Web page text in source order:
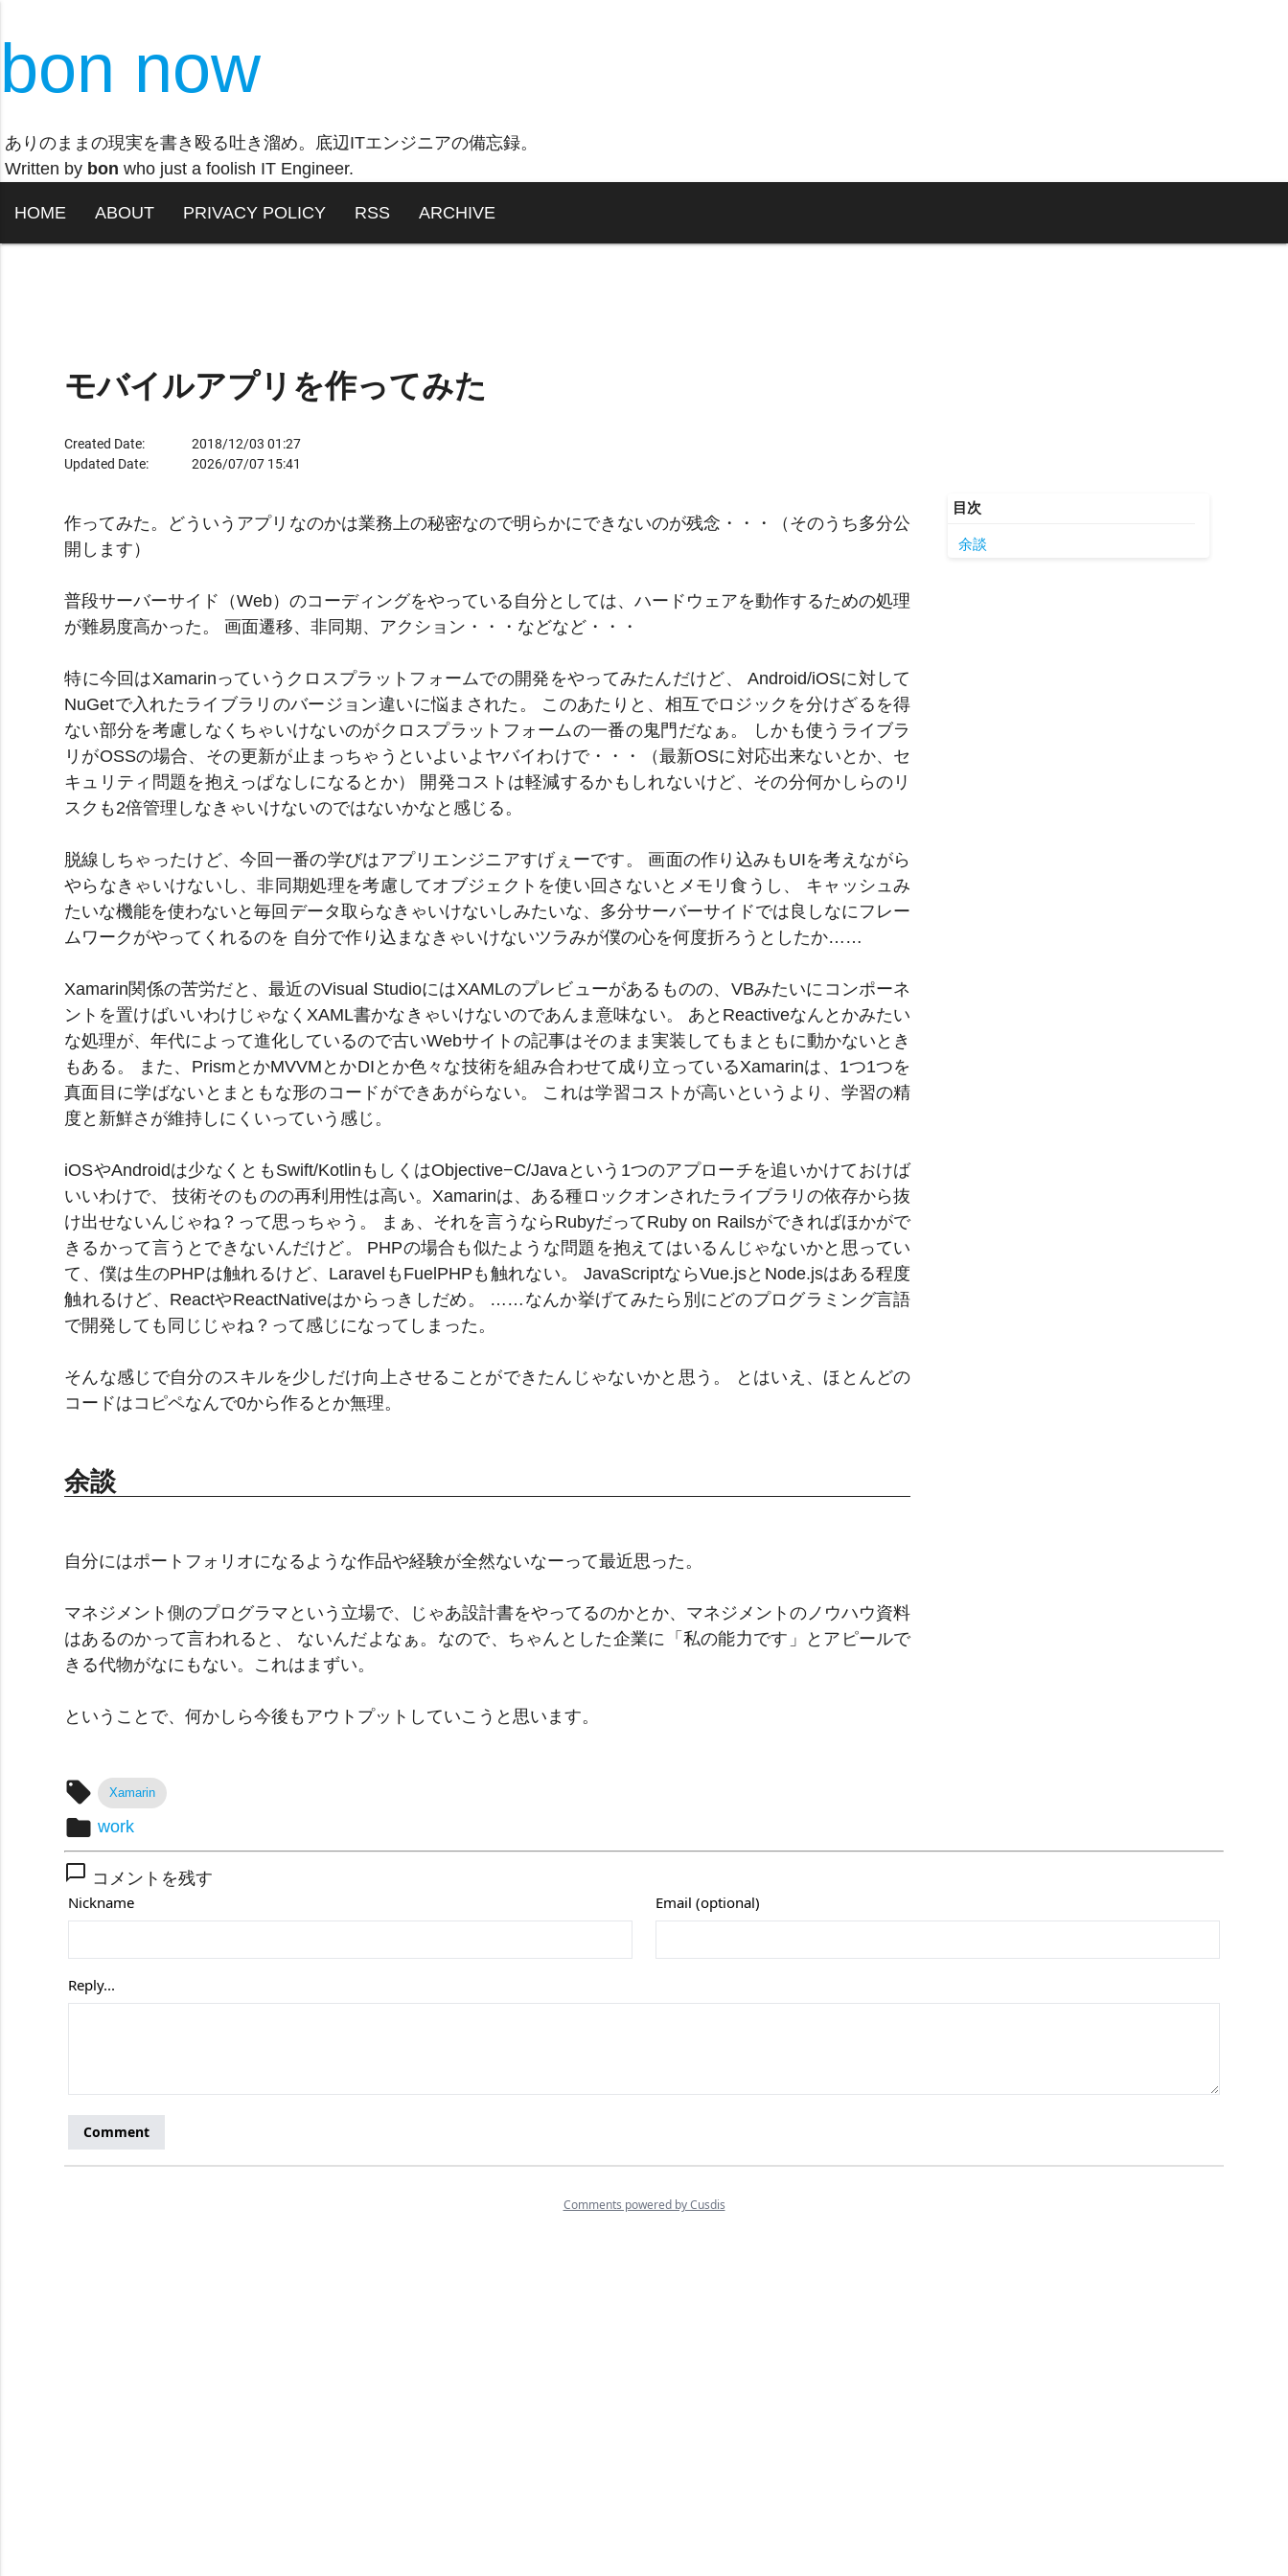
bon now
ありのままの現実を書き殴る吐き溜め。底辺ITエンジニアの備忘録。
Written by bon who just a foolish IT Engineer.
HOME ABOUT PRIVACY POLICY RSS ARCHIVE
モバイルアプリを作ってみた
Created Date:
2018/12/03 01:27
Updated Date:
2026/07/07 15:41
作ってみた。どういうアプリなのかは業務上の秘密なので明らかにできないのが残念・・・（そのうち多分公
開します）
普段サーバーサイド（Web）のコーディングをやっている自分としては、ハードウェアを動作するための処理
が難易度高かった。 画面遷移、非同期、アクション・・・などなど・・・
特に今回はXamarinっていうクロスプラットフォームでの開発をやってみたんだけど、 Android/iOSに対して
NuGetで入れたライブラリのバージョン違いに悩まされた。 このあたりと、相互でロジックを分けざるを得
ない部分を考慮しなくちゃいけないのがクロスプラットフォームの一番の鬼門だなぁ。 しかも使うライブラ
リがOSSの場合、その更新が止まっちゃうといよいよヤバイわけで・・・（最新OSに対応出来ないとか、セ
キュリティ問題を抱えっぱなしになるとか） 開発コストは軽減するかもしれないけど、その分何かしらのリ
スクも2倍管理しなきゃいけないのではないかなと感じる。
脱線しちゃったけど、今回一番の学びはアプリエンジニアすげぇーです。 画面の作り込みもUIを考えながら
やらなきゃいけないし、非同期処理を考慮してオブジェクトを使い回さないとメモリ食うし、 キャッシュみ
たいな機能を使わないと毎回データ取らなきゃいけないしみたいな、多分サーバーサイドでは良しなにフレー
ムワークがやってくれるのを 自分で作り込まなきゃいけないツラみが僕の心を何度折ろうとしたか……
Xamarin関係の苦労だと、最近のVisual StudioにはXAMLのプレビューがあるものの、VBみたいにコンポーネ
ントを置けばいいわけじゃなくXAML書かなきゃいけないのであんま意味ない。 あとReactiveなんとかみたい
な処理が、年代によって進化しているので古いWebサイトの記事はそのまま実装してもまともに動かないとき
もある。 また、PrismとかMVVMとかDIとか色々な技術を組み合わせて成り立っているXamarinは、1つ1つを
真面目に学ばないとまともな形のコードができあがらない。 これは学習コストが高いというより、学習の精
度と新鮮さが維持しにくいっていう感じ。
iOSやAndroidは少なくともSwift/KotlinもしくはObjective−C/Javaという1つのアプローチを追いかけておけば
いいわけで、 技術そのものの再利用性は高い。Xamarinは、ある種ロックオンされたライブラリの依存から抜
け出せないんじゃね？って思っちゃう。 まぁ、それを言うならRubyだってRuby on Railsができればほかがで
きるかって言うとできないんだけど。 PHPの場合も似たような問題を抱えてはいるんじゃないかと思ってい
て、僕は生のPHPは触れるけど、LaravelもFuelPHPも触れない。 JavaScriptならVue.jsとNode.jsはある程度
触れるけど、ReactやReactNativeはからっきしだめ。 ……なんか挙げてみたら別にどのプログラミング言語
で開発しても同じじゃね？って感じになってしまった。
そんな感じで自分のスキルを少しだけ向上させることができたんじゃないかと思う。 とはいえ、ほとんどの
コードはコピペなんで0から作るとか無理。
余談
自分にはポートフォリオになるような作品や経験が全然ないなーって最近思った。
マネジメント側のプログラマという立場で、じゃあ設計書をやってるのかとか、マネジメントのノウハウ資料
はあるのかって言われると、 ないんだよなぁ。なので、ちゃんとした企業に「私の能力です」とアピールで
きる代物がなにもない。これはまずい。
ということで、何かしら今後もアウトプットしていこうと思います。
余談
local_offer Xamarin
folder work
chat_bubble_outline コメントを残す